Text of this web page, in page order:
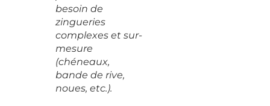
besoin de
zingueries
complexes et sur-
mesure
(chéneaux,
bande de rive,
noues, etc.).